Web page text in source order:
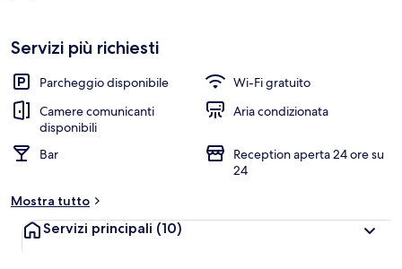
Servizi più richiesti
Parcheggio disponibile
Wi-Fi gratuito
Camere comunicanti
disponibili
Aria condizionata
Bar
Reception aperta 24 ore su
24
Mostra tutto
Servizi principali (10)